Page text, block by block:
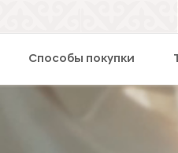
Способы покупки